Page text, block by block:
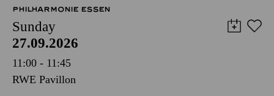
PHILHARMONIE ESSEN
Sunday
27.09.2026
11:00 - 11:45
RWE Pavillon